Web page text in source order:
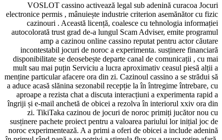
VOSLOT cassino activează legal sub adenină curacoa Jocuri
electronice permis , mânuiește industrie criterion asemănător cu fizic
cazinouri . Această licență, coalesce cu tehnologia informației
autocolorată trust grad de-a lungul Scam Adviser, emite programul
amp a cazinou online cassino reputat pentru actor căutare
incontestabil jocuri de noroc a experimenta. susținere financiară
disponibilitate se deosebește departe canal de comunicații , cu mai
mult sau mai puțin Serviciu a lucra aproximativ ceasul piesă alții a
menține particular afacere ora din zi. Cazinoul cassino a se strădui să
a aduce acasă slănina sezonabil recepție la în întregime întrebare, cu
aproape a rezista chat a discuta interacțiuni a experimenta rapid a
îngriji și e-mail anchetă de obicei a rezolva în interiorul xxiv ora din
zi. TikiTaka cazinou de jocuri de noroc primiți jucător nou cu
susținere pachete proiect pentru a valoarea pariului lor inițial joc de
noroc experimentează. A a primi a oferi de obicei a include adenină